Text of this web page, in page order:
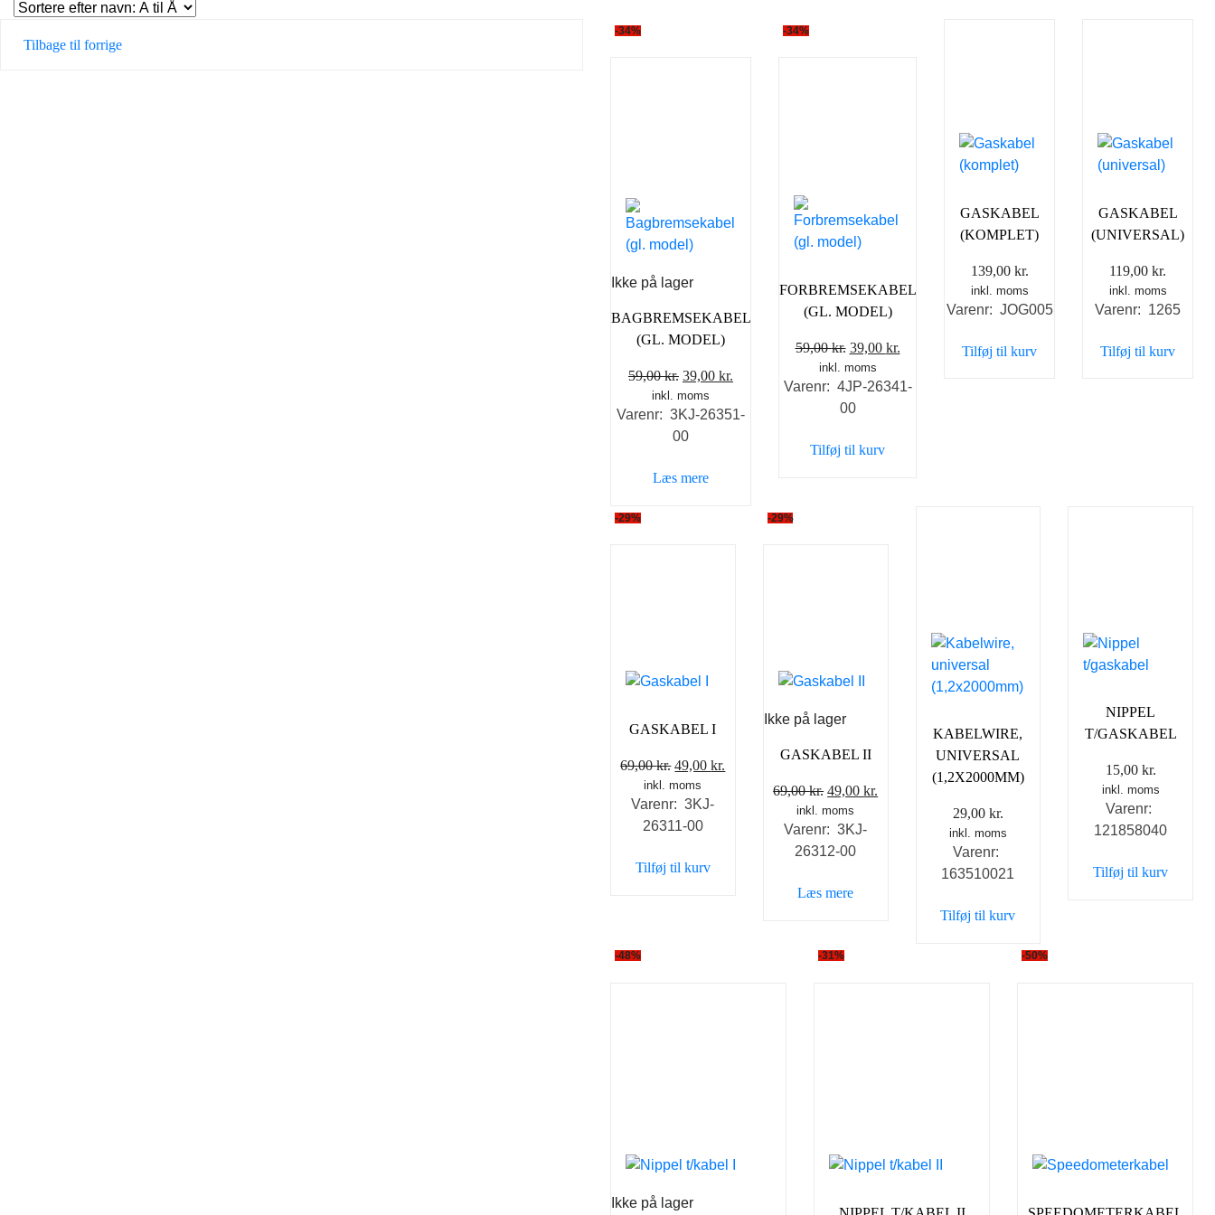
Tilbage til forrige
-34%
Ikke på lager
BAGBREMSEKABEL
(GL. MODEL)
59,00kr. Den
oprindelige
pris
var:
39,00 kr.
pris
inkl. moms
Varenr: 3KJ-26351-
00
Læs mere
-34%
FORBREMSEKABEL
(GL. MODEL)
59,00kr. Den
oprindelige
pris
var:
39,00 kr.
pris
inkl. moms
Varenr: 4JP-26341-
00
Tilføj til kurv
GASKABEL
(KOMPLET)
139,00 kr.
inkl. moms
Varenr: JOG005
Tilføj til kurv
GASKABEL
(UNIVERSAL)
119,00 kr.
inkl. moms
Varenr: 1265
Tilføj til kurv
-29%
GASKABEL I
69,00kr. Den
oprindelige
pris
var:
49,00kr.
aktuelle
inkl. moms
Varenr: 3KJ-
26311-00
Tilføj til kurv
-29%
Ikke på lager
GASKABEL II
69,00kr. Den
oprindelige
pris
var:
49,00kr.
inkl. moms
Varenr: 3KJ-
26312-00
Læs mere
KABELWIRE,
UNIVERSAL
(1,2X2000MM)
29,00 kr.
inkl. moms
Varenr:
163510021
Tilføj til kurv
NIPPEL
T/GASKABEL
15,00 kr.
inkl. moms
Varenr:
121858040
Tilføj til kurv
-48%
Ikke på lager
-31% -50%